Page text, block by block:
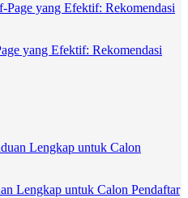
yang Efektif: Rekomendasi
Lengkap untuk Calon Pendaftar